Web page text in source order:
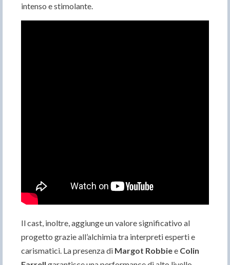
intenso e stimolante.
Il cast, inoltre, aggiunge un valore significativo al
progetto grazie all’alchimia tra interpreti esperti e
carismatici. La presenza di Margot Robbiee Colin